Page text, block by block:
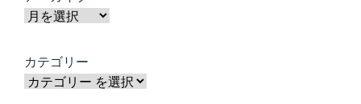
カテゴリー